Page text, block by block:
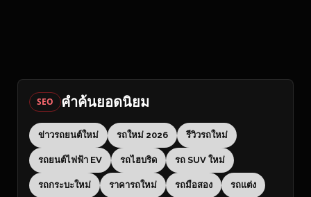
SEO คำค้นยอดนิยม
ข่าวรถยนต์ใหม่ รถใหม่ 2026 รีวิวรถใหม่
รถยนต์ไฟฟ้า EV รถไฮบริด รถ SUV ใหม่
รถกระบะใหม่ ราคารถใหม่ รถมือสอง รถแต่ง